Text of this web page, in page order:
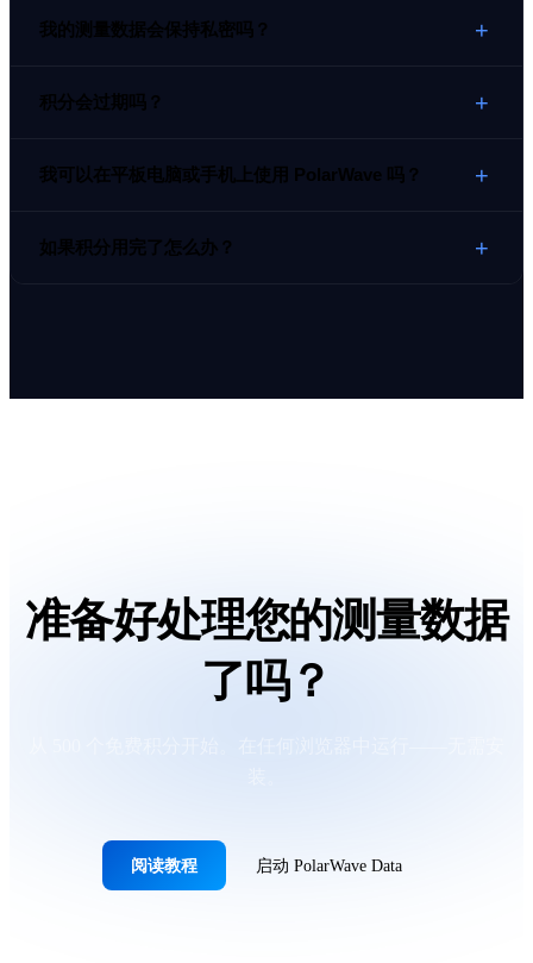
我的测量数据会保持私密吗？ +
积分会过期吗？ +
我可以在平板电脑或手机上使用 PolarWave 吗？ +
如果积分用完了怎么办？ +
准备好处理您的测量数据
了吗？
阅读教程 启动 PolarWave Data